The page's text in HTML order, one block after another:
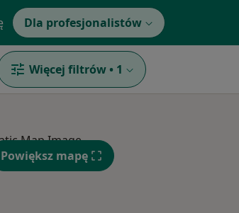
Dla profesjonalistów
Więcej filtrów • 1
Powiększ mapę